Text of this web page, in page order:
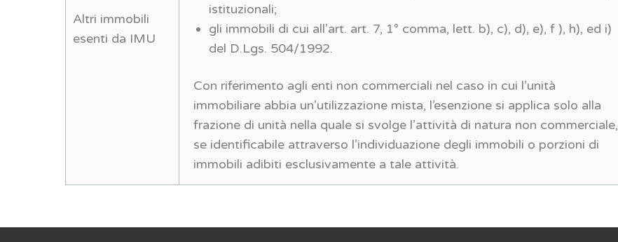
Altri immobili
esenti da IMU
istituzionali;
gli immobili di cui all’art. art. 7, 1° comma, lett. b), c), d), e), f ), h), ed i)
del D.Lgs. 504/1992.
Con riferimento agli enti non commerciali nel caso in cui l’unità
immobiliare abbia un’utilizzazione mista, l’esenzione si applica solo alla
frazione di unità nella quale si svolge l’attività di natura non commerciale,
se identificabile attraverso l’individuazione degli immobili o porzioni di
immobili adibiti esclusivamente a tale attività.